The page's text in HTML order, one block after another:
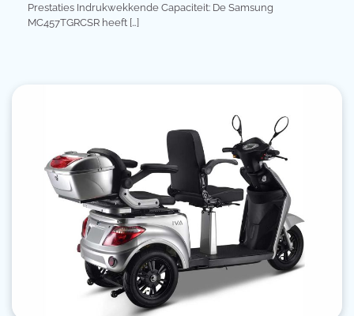
Prestaties Indrukwekkende Capaciteit: De Samsung
MC457TGRCSR heeft […]